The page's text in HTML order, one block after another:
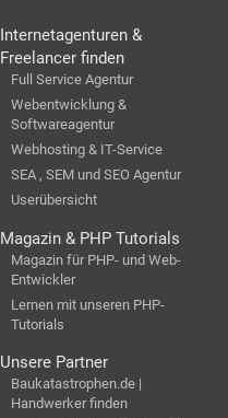
Internetagenturen &
Freelancer finden
Full Service Agentur
Webentwicklung &
Softwareagentur
Webhosting & IT-Service
SEA , SEM und SEO Agentur
Userübersicht
Magazin & PHP Tutorials
Magazin für PHP- und Web-
Entwickler
Lernen mit unseren PHP-
Tutorials
Unsere Partner
Baukatastrophen.de |
Handwerker finden